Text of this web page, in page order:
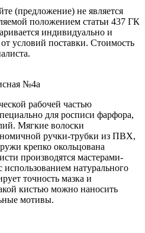
(предложение) не является
положением статьи 437 ГК
индивидуально и
условий поставки. Стоимость
№4а
рабочей частью
для росписи фарфора,
Мягкие волоски
ручки-трубки из ПВХ,
крепко окольцована
производятся мастерами-
натурального
точность мазка и
кистью можно наносить
мотивы.